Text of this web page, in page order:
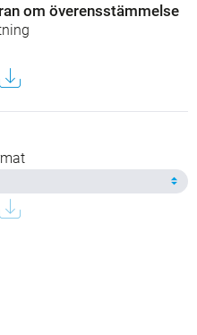
om överensstämmelse